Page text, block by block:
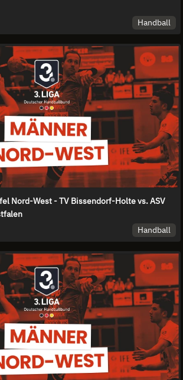
Handball
Nord-West - TV Bissendorf-Holte vs. ASV
Handball